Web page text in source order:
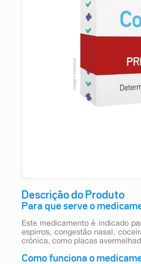
Descrição do Produto
Para que serve o
Este medicamento é indicado
espirros, congestão nasal,
crônica, como placas
Como funciona o
10º